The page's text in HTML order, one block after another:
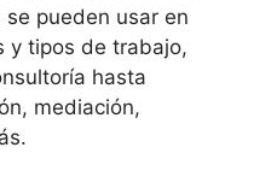
pueden usar en
y tipos de trabajo,
hasta
mediación,